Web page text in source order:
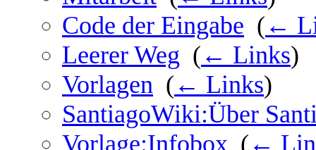
Code der Eingabe ( ←
Leerer Weg ( ← Links)
Vorlagen ( ← Links)
SantiagoWiki:Über
Vorlage:Infobox ( ←